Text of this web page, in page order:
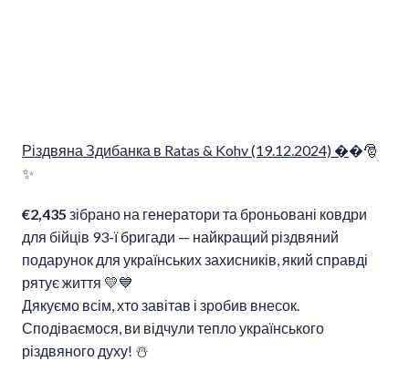
Різдвяна Здибанка в Ratas & Kohv (19.12.2024) ��🎅
✨
€2,435 зібрано на генератори та броньовані ковдри
для бійців 93-ї бригади — найкращий різдвяний
подарунок для українських захисників, який справді
рятує життя 💛💙
Дякуємо всім, хто завітав і зробив внесок.
Сподіваємося, ви відчули тепло українського
різдвяного духу! ☃️